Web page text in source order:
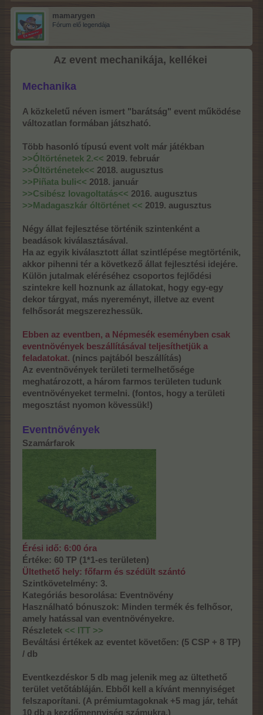
mamarygen
Fórum elő legendája
Az event mechanikája, kellékei
Mechanika
A közkeletű néven ismert "barátság" event működése
változatlan formában játszható.
Több hasonló típusú event volt már játékban
>>Óltörténetek 2.<< 2019. február
>>Óltörténetek<< 2018. augusztus
>>Piñata buli<< 2018. január
>>Csibész lovagoltatás<< 2016. augusztus
>>Madagaszkár óltörténet << 2019. augusztus
Négy állat fejlesztése történik szintenként a
beadások kiválasztásával.
Ha az egyik kiválasztott állat szintlépése megtörténik,
akkor pihenni tér a következő állat fejlesztési idejére.
Külön jutalmak eléréséhez csoportos fejlődési
szintekre kell hoznunk az állatokat, hogy egy-egy
dekor tárgyat, más nyereményt, illetve az event
felhősorát megszerezhessük.
Ebben az eventben, a Népmesék eseményben csak
eventnövények beszállításával teljesíthetjük a
feladatokat. (nincs pajtából beszállítás)
Az eventnövények területi termelhetősége
meghatározott, a három farmos területen tudunk
eventnövényeket termelni. (fontos, hogy a területi
megosztást nyomon kövessük!)
Eventnövények
Szamárfarok
Érési idő: 6:00 óra
Értéke: 60 TP (1*1-es területen)
Ültethető hely: főfarm és szédült szántó
Szintkövetelmény: 3.
Kategóriás besorolása: Eventnövény
Használható bónuszok: Minden termék és felhősor,
amely hatással van eventnövényekre.
Részletek << ITT >>
Beváltási értékek az eventet követően: (5 CSP + 8 TP)
/ db
Eventkezdéskor 5 db mag jelenik meg az ültethető
terület vetőtábláján. Ebből kell a kívánt mennyiséget
felszaporítani. (A prémiumtagoknak +5 mag jár, tehát
10 db a kezdőmennyiség számukra.)